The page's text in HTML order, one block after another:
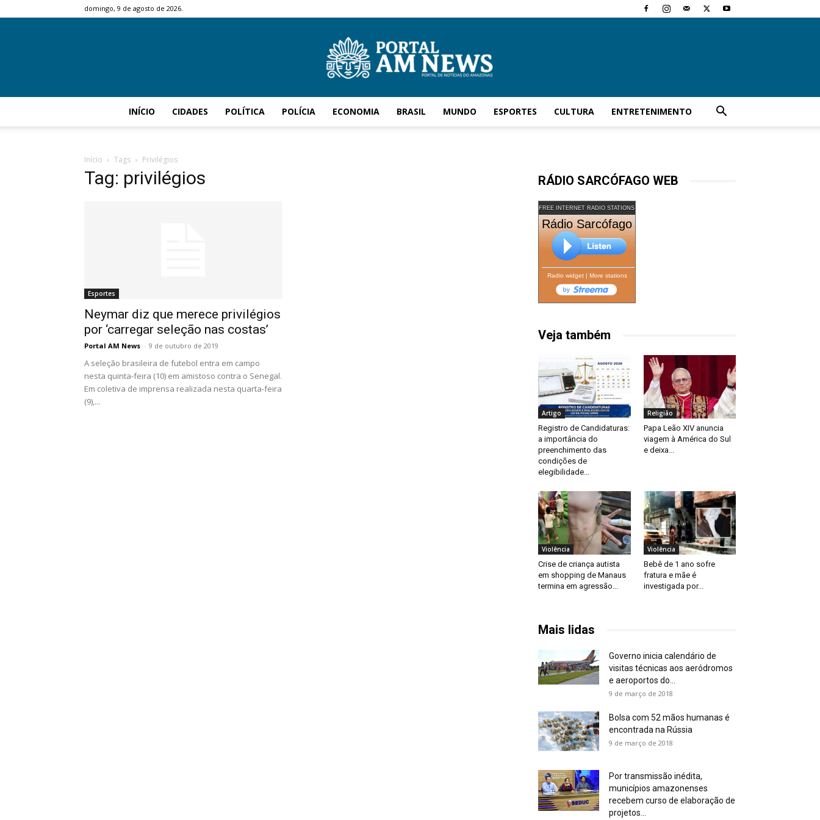
domingo, 9 de agosto de 2026.
INÍCIO CIDADES POLÍTICA POLÍCIA ECONOMIA BRASIL MUNDO ESPORTES CULTURA ENTRETENIMENTO
Início Tags Privilégios
Tag: privilégios
Esportes
Neymar diz que merece privilégios
por ‘carregar seleção nas costas’
Portal AM News - 9 de outubro de 2019
A seleção brasileira de futebol entra em campo
nesta quinta-feira (10) em amistoso contra o Senegal.
Em coletiva de imprensa realizada nesta quarta-feira
(9),...
RÁDIO SARCÓFAGO WEB
FREE INTERNET RADIO STATIONS
Rádio Sarcófago
Radio widget| More stations
Veja também
Artigo
Registro de Candidaturas:
a importância do
preenchimento das
condições de
elegibilidade...
Religião
Papa Leão XIV anuncia
viagem à América do Sul
e deixa...
Violência
Crise de criança autista
em shopping de Manaus
termina em agressão...
Violência
Bebê de 1 ano sofre
fratura e mãe é
investigada por...
Mais lidas
Governo inicia calendário de
visitas técnicas aos aeródromos
e aeroportos do...
9 de março de 2018
Bolsa com 52 mãos humanas é
encontrada na Rússia
9 de março de 2018
Por transmissão inédita,
municípios amazonenses
recebem curso de elaboração de
projetos...